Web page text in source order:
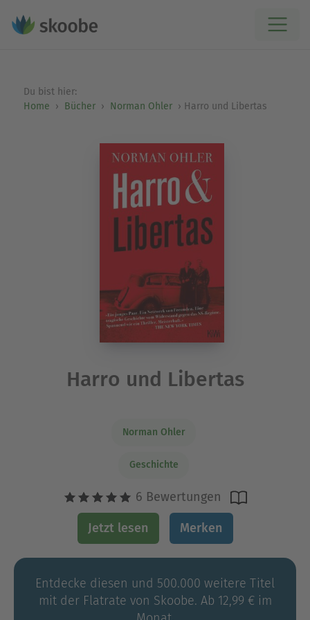
Du bist hier:
Home
Bücher Norman Ohler Harro und Libertas
Harro und Libertas
Norman Ohler
Geschichte
6 Bewertungen
Jetzt lesen Merken
Entdecke diesen und 500.000 weitere Titel
mit der Flatrate von Skoobe. Ab 12,99 € im